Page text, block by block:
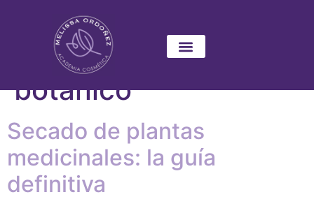
Categoría:
Espacio
botánico
Secado de plantas
medicinales: la guía
definitiva